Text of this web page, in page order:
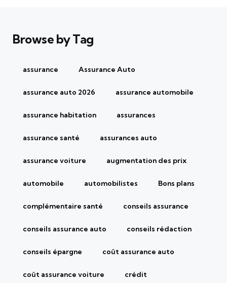
Browse by Tag
assurance Assurance Auto
assurance auto 2026 assurance automobile
assurance habitation assurances
assurance santé assurances auto
assurance voiture augmentation des prix
automobile automobilistes Bons plans
complémentaire santé conseils assurance
conseils assurance auto conseils rédaction
conseils épargne coût assurance auto
coût assurance voiture crédit